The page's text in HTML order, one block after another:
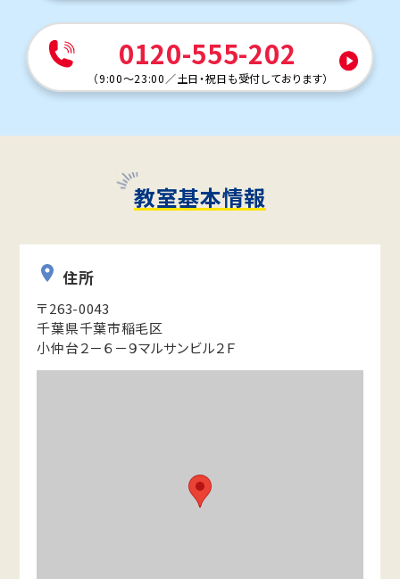
0120-555-202
（9:00～23:00 ／土日・祝日も受付しております）
教室基本情報
住所
〒263-0043
千葉県千葉市稲毛区
小仲台２－６－９マルサンビル２Ｆ